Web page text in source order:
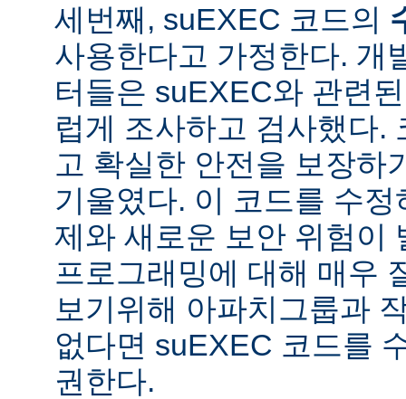
세번째, suEXEC 코드의
사용한다고 가정한다. 개
터들은 suEXEC와 관련
럽게 조사하고 검사했다.
고 확실한 안전을 보장하
기울였다. 이 코드를 수
제와 새로운 보안 위험이
프로그래밍에 대해 매우
보기위해 아파치그룹과
없다면 suEXEC 코드를
권한다.